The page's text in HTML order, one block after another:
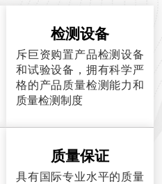
检测设备
斥巨资购置产品检测设备
和试验设备，拥有科学严
格的产品质量检测能力和
质量检测制度
质量保证
具有国际专业水平的质量